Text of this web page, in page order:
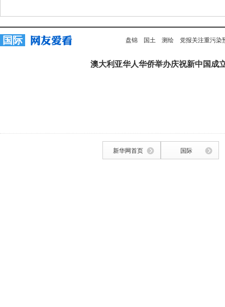
国际 盘锦 国土 测绘 党报关注重污染
澳大利亚华人华侨举办庆祝新中国成
新华网首页 国际